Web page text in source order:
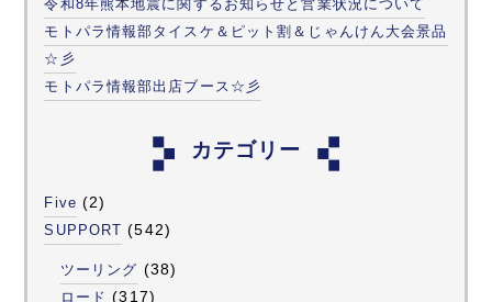
令和8年熊本地震に関するお知らせと営業状況について
モトパラ情報部タイスケ＆ピット割＆じゃんけん大会景品
☆彡
モトパラ情報部出店ブース☆彡
カテゴリー
Five (2)
SUPPORT (542)
ツーリング (38)
ロード (317)